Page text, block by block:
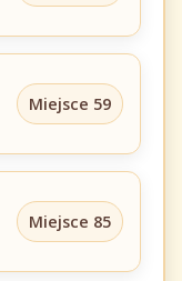
Miejsce 59
Miejsce 85